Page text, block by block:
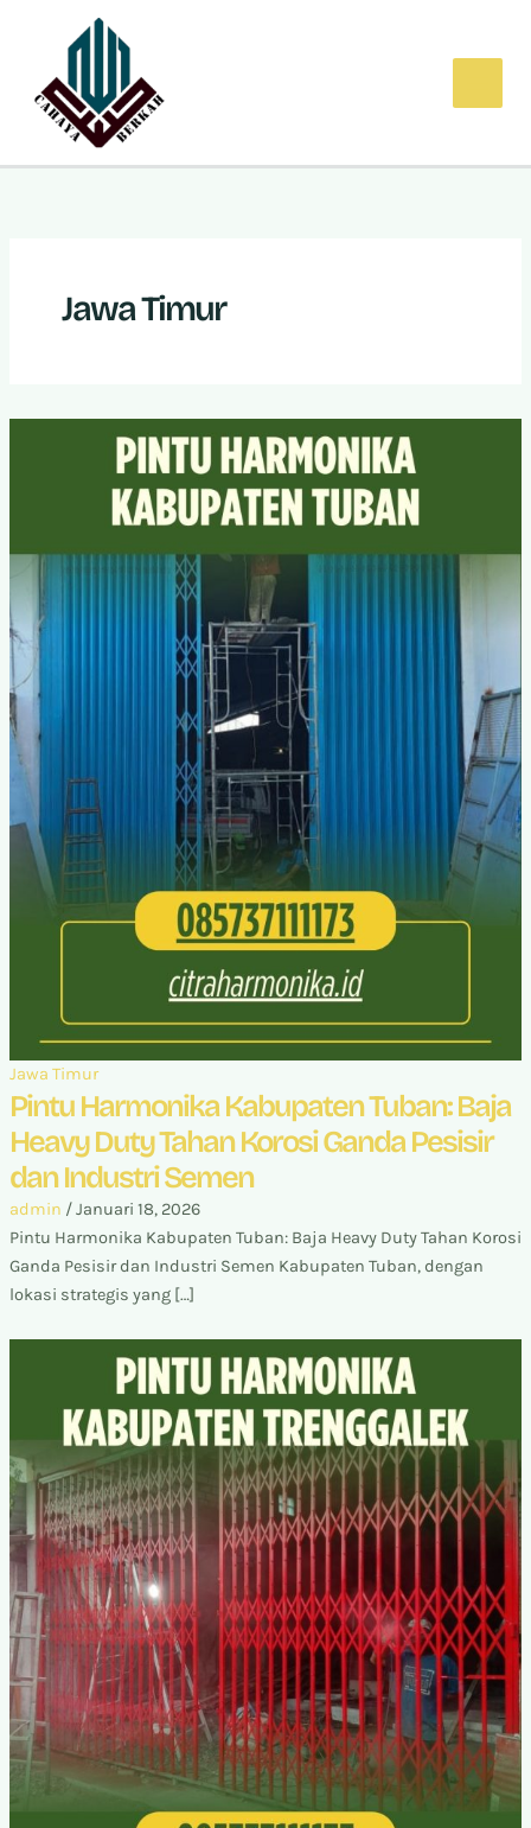
Jawa Timur
Jawa Timur
Pintu Harmonika Kabupaten Tuban: Baja
Heavy Duty Tahan Korosi Ganda Pesisir
dan Industri Semen
admin /Januari 18, 2026
Pintu Harmonika Kabupaten Tuban: Baja Heavy Duty Tahan Korosi
Ganda Pesisir dan Industri Semen Kabupaten Tuban, dengan
lokasi strategis yang […]